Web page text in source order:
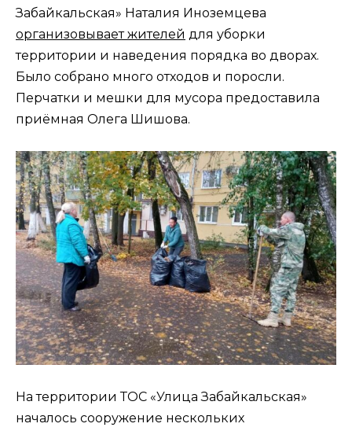
Забайкальская» Наталия Иноземцева
организовывает жителей для уборки
территории и наведения порядка во дворах.
Было собрано много отходов и поросли.
Перчатки и мешки для мусора предоставила
приёмная Олега Шишова.
На территории ТОС «Улица Забайкальская»
началось сооружение нескольких